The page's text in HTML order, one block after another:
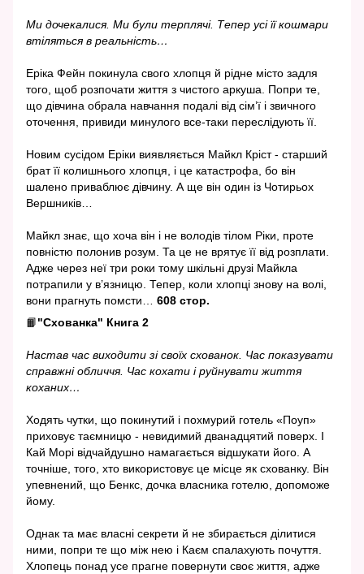
Ми дочекалися. Ми були терплячі. Тепер усі її кошмари
втіляться в реальність…
Еріка Фейн покинула свого хлопця й рідне місто задля
того, щоб розпочати життя з чистого аркуша. Попри те,
що дівчина обрала навчання подалі від сім’ї і звичного
оточення, привиди минулого все-таки переслідують її.
Новим сусідом Еріки виявляється Майкл Кріст - старший
брат її колишнього хлопця, і це катастрофа, бо він
шалено приваблює дівчину. А ще він один із Чотирьох
Вершників…
Майкл знає, що хоча він і не володів тілом Ріки, проте
повністю полонив розум. Та це не врятує її від розплати.
Адже через неї три роки тому шкільні друзі Майкла
потрапили у в’язницю. Тепер, коли хлопці знову на волі,
вони прагнуть помсти… 608 стор.
📙"Схованка" Книга 2
Настав час виходити зі своїх схованок. Час показувати
справжні обличчя. Час кохати і руйнувати життя
коханих…
Ходять чутки, що покинутий і похмурий готель «Поуп»
приховує таємницю - невидимий дванадцятий поверх. І
Кай Морі відчайдушно намагається відшукати його. А
точніше, того, хто використовує це місце як схованку. Він
упевнений, що Бенкс, дочка власника готелю, допоможе
йому.
Однак та має власні секрети й не збирається ділитися
ними, попри те що між нею і Каєм спалахують почуття.
Хлопець понад усе прагне повернути своє життя, адже